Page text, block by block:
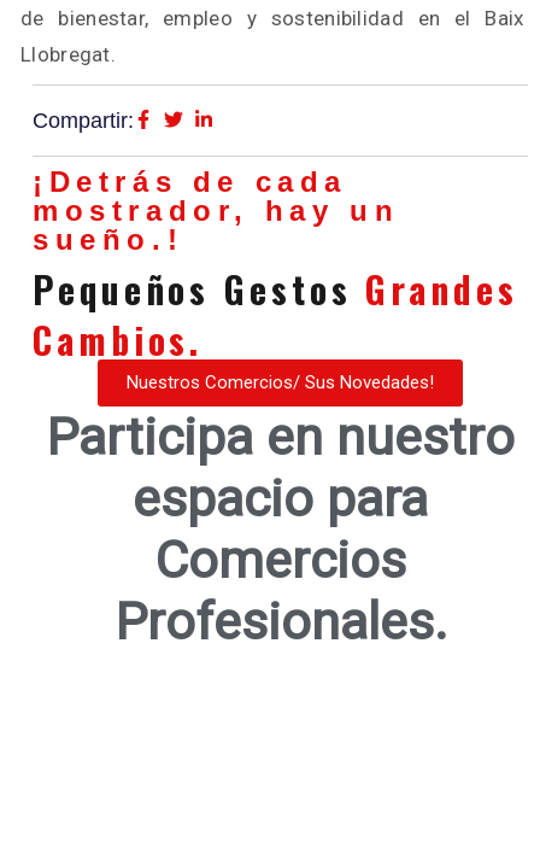
de bienestar, empleo y sostenibilidad en el Baix
Llobregat.
Compartir:
¡Detrás de cada
mostrador, hay un
sueño.!
Pequeños Gestos Grandes
Cambios.
Nuestros Comercios/ Sus Novedades!
Participa en nuestro
espacio para
Comercios
Profesionales.